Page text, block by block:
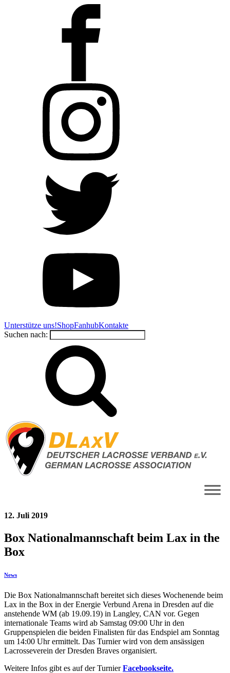
Unterstütze uns!ShopFanhubKontakte
Suchen nach:
12. Juli 2019
Box Nationalmannschaft beim Lax in the
Box
News
Die Box Nationalmannschaft bereitet sich dieses Wochenende beim
Lax in the Box in der Energie Verbund Arena in Dresden auf die
anstehende WM (ab 19.09.19) in Langley, CAN vor. Gegen
internationale Teams wird ab Samstag 09:00 Uhr in den
Gruppenspielen die beiden Finalisten für das Endspiel am Sonntag
um 14:00 Uhr ermittelt. Das Turnier wird von dem ansässigen
Lacrosseverein der Dresden Braves organisiert.
Weitere Infos gibt es auf der TurnierFacebookseite.